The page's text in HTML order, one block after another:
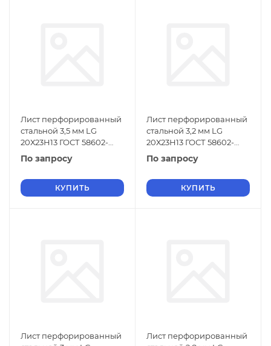
Лист перфорированный
стальной 3,5 мм LG
20Х23Н13 ГОСТ 58602-
2019
По запросу
КУПИТЬ
Лист перфорированный
стальной 3,2 мм LG
20Х23Н13 ГОСТ 58602-
2019
По запросу
КУПИТЬ
Лист перфорированный
Лист перфорированный